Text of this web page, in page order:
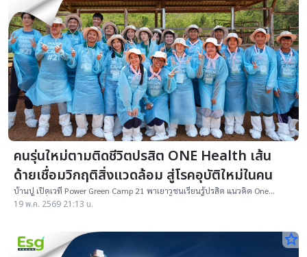
คนรุ่นใหม่ตามติดชีวิตปรสิต ONE Health เส้น
ด้ายเชื่อมวิกฤติสิ่งแวดล้อม สู่โรคอุบัติใหม่ในคน
บ้านปู เปิดเวที Power Green Camp 21 พาเยาวชนเรียนรู้ปรสิต แนวคิด One
Health เชื่อมสุขภาพคน สัตว์ และสิ่งแวดล้อม ปั้นคนรุ่นใหม่สู่ตลาดแรงงานสีเขียว
19 พ.ค. 2569 21:13 น.
star_border